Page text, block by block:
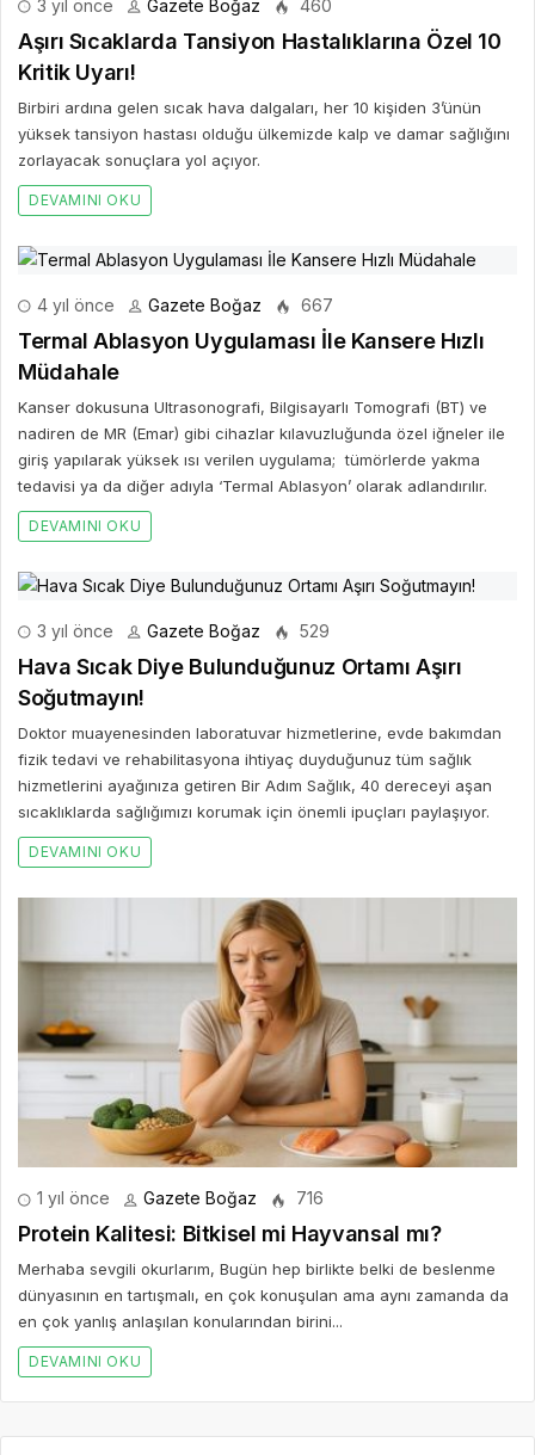
3 yıl önce Gazete Boğaz 460
Aşırı Sıcaklarda Tansiyon Hastalıklarına Özel 10
Kritik Uyarı!
Birbiri ardına gelen sıcak hava dalgaları, her 10 kişiden 3’ünün
yüksek tansiyon hastası olduğu ülkemizde kalp ve damar sağlığını
zorlayacak sonuçlara yol açıyor.
DEVAMINI OKU
4 yıl önce Gazete Boğaz 667
Termal Ablasyon Uygulaması İle Kansere Hızlı
Müdahale
Kanser dokusuna Ultrasonografi, Bilgisayarlı Tomografi (BT) ve
nadiren de MR (Emar) gibi cihazlar kılavuzluğunda özel iğneler ile
giriş yapılarak yüksek ısı verilen uygulama; tümörlerde yakma
tedavisi ya da diğer adıyla ‘Termal Ablasyon’ olarak adlandırılır.
DEVAMINI OKU
3 yıl önce Gazete Boğaz 529
Hava Sıcak Diye Bulunduğunuz Ortamı Aşırı
Soğutmayın!
Doktor muayenesinden laboratuvar hizmetlerine, evde bakımdan
fizik tedavi ve rehabilitasyona ihtiyaç duyduğunuz tüm sağlık
hizmetlerini ayağınıza getiren Bir Adım Sağlık, 40 dereceyi aşan
sıcaklıklarda sağlığımızı korumak için önemli ipuçları paylaşıyor.
DEVAMINI OKU
1 yıl önce Gazete Boğaz 716
Protein Kalitesi: Bitkisel mi Hayvansal mı?
Merhaba sevgili okurlarım, Bugün hep birlikte belki de beslenme
dünyasının en tartışmalı, en çok konuşulan ama aynı zamanda da
en çok yanlış anlaşılan konularından birini...
DEVAMINI OKU